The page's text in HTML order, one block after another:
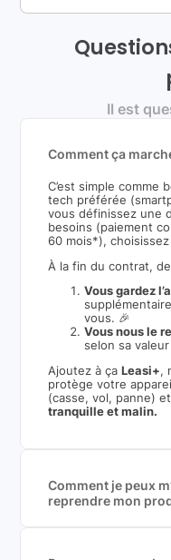
Il est
Comment ça
C’est simple comme
tech préférée
vous définissez une
besoins (paiement
60 mois*),
À la fin du contrat,
Vous gardez
vous. 🎉
Vous nous le
selon sa
Ajoutez à ça Leasi+,
protège votre
(casse, vol, panne)
tranquille et malin.
Comment je peux
reprendre mon
garantir le meilleur